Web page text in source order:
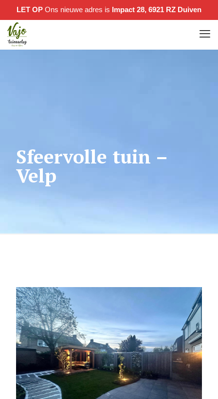
LET OP Ons nieuwe adres is Impact 28, 6921 RZ Duiven
Sfeervolle tuin –
Velp